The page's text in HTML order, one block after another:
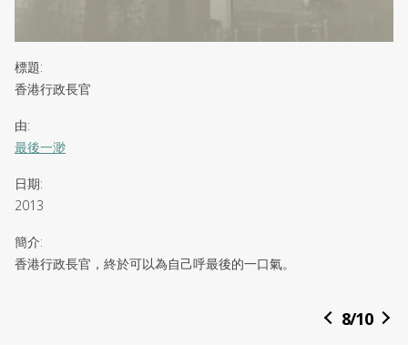
標題:
香港行政長官
由:
最後一渺
日期:
2013
簡介:
香港行政長官，終於可以為自己呼最後的一口氣。
8/10